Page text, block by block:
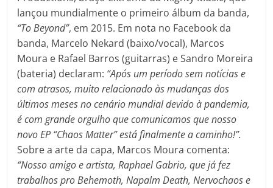
lançou mundialmente o primeiro álbum da banda,
“To Beyond”, em 2015. Em nota no Facebook da
banda, Marcelo Nekard (baixo/vocal), Marcos
Moura e Rafael Barros (guitarras) e Sandro Moreira
(bateria) declaram: “Após um período sem notícias e
com atrasos, muito relacionado às mudanças dos
últimos meses no cenário mundial devido à pandemia,
é com grande orgulho que comunicamos que nosso
novo EP “Chaos Matter” está finalmente a caminho!”.
Sobre a arte da capa, Marcos Moura comenta:
“Nosso amigo e artista, Raphael Gabrio, que já fez
trabalhos pro Behemoth, Napalm Death, Nervochaos e